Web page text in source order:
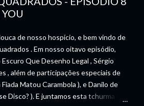
de nosso hospício, e bem vindo de
. Em nosso oitavo episódio,
Que Desenho Legal , Sérgio
, além de participações especiais de
Matou Carambola ), e Danilo de
Disco? ). E juntamos esta tchurma de